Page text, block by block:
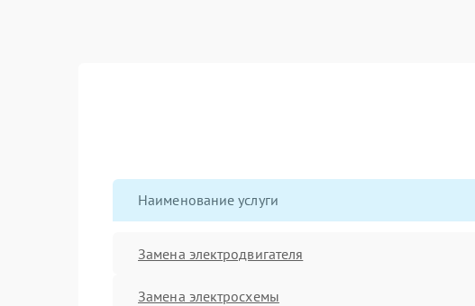
Наименование услуги
Замена электродвигателя
Замена электросхемы